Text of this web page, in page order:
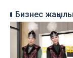
Бизнес